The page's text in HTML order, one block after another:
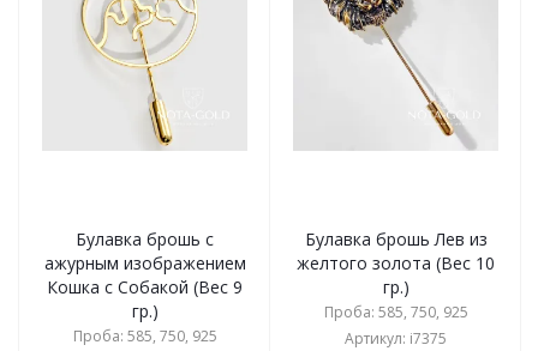
Булавка брошь с
ажурным изображением
Кошка с Собакой (Вес 9
гр.)
Проба: 585, 750, 925
Булавка брошь Лев из
желтого золота (Вес 10
гр.)
Проба: 585, 750, 925
Артикул: i7375